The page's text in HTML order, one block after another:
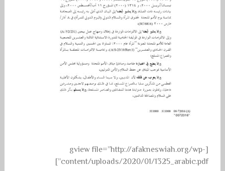
[gview file=”http://afakneswiah.org/wp-
content/uploads/2020/01/1325_arabic.pdf”]